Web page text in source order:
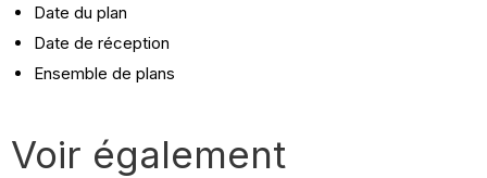
Date du plan
Date de réception
Ensemble de plans
Voir également